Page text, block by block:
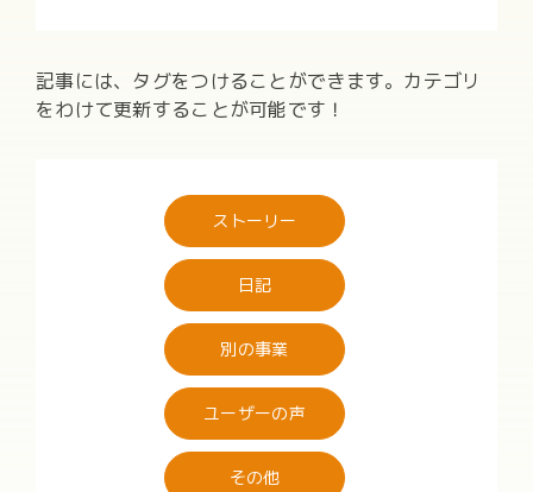
記事には、タグをつけることができます。カテゴリ
をわけて更新することが可能です！
ストーリー
日記
別の事業
ユーザーの声
その他